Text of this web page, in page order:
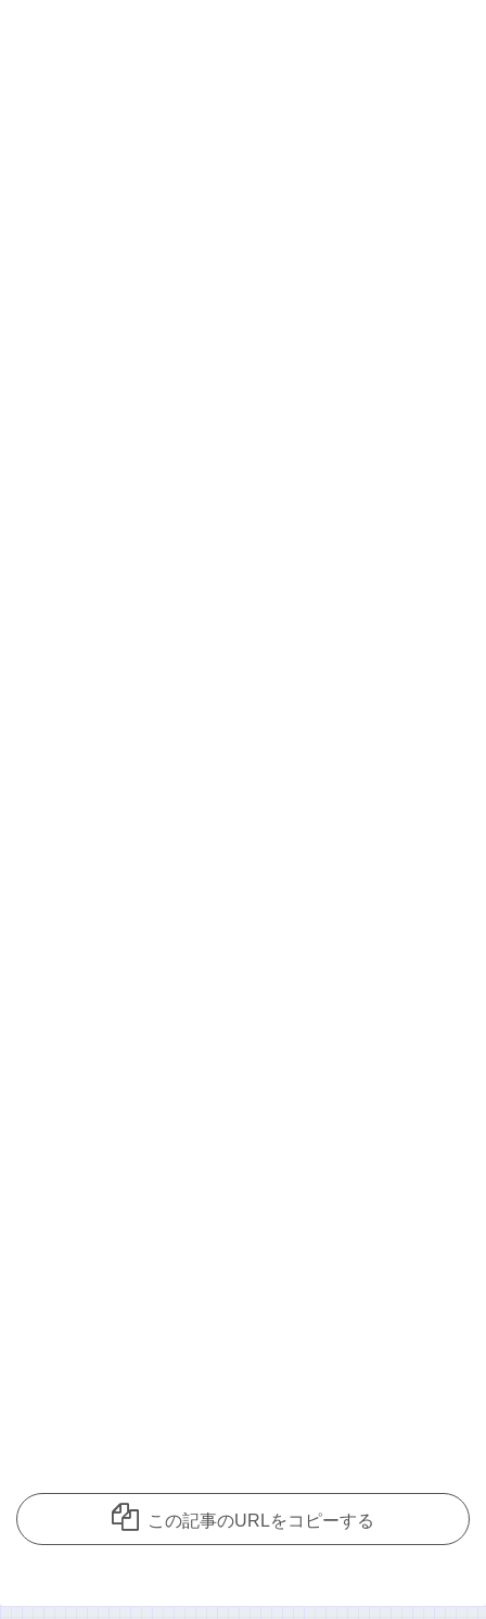
この記事のURLをコピーする